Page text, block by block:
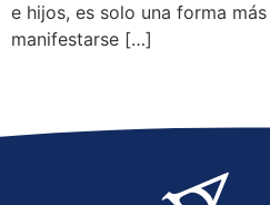
e hijos, es solo una forma
manifestarse […]